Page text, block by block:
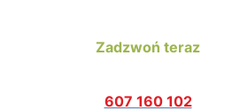
Zadzwoń teraz
607 160 102